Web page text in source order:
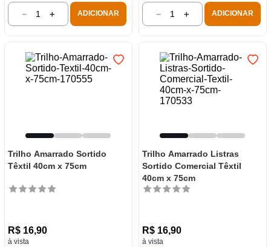
＋
－ ADICIONAR ＋
－ ADICIONAR
Trilho Amarrado Sortido
Têxtil 40cm x 75cm
R$ 16,90
à vista
Trilho Amarrado Listras
Sortido Comercial Têxtil
40cm x 75cm
R$ 16,90
à vista